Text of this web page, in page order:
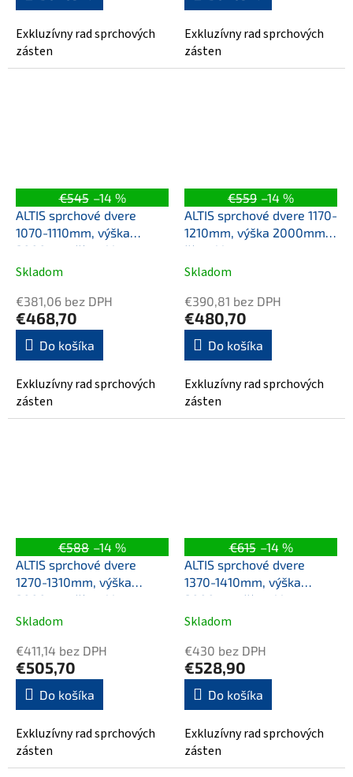
Exkluzívny rad sprchových
zásten
Exkluzívny rad sprchových
zásten
€545 –14 %
ALTIS sprchové dvere
1070-1110mm, výška
2000mm, číre sklo
Skladom
€381,06 bez DPH
€468,70
Do košíka
Exkluzívny rad sprchových
zásten
€559 –14 %
ALTIS sprchové dvere 1170-
1210mm, výška 2000mm,
číre sklo
Skladom
€390,81 bez DPH
€480,70
Do košíka
Exkluzívny rad sprchových
zásten
€588 –14 %
ALTIS sprchové dvere
1270-1310mm, výška
2000mm, číre sklo
Skladom
€411,14 bez DPH
€505,70
Do košíka
Exkluzívny rad sprchových
zásten
€615 –14 %
ALTIS sprchové dvere
1370-1410mm, výška
2000mm, číre sklo
Skladom
€430 bez DPH
€528,90
Do košíka
Exkluzívny rad sprchových
zásten